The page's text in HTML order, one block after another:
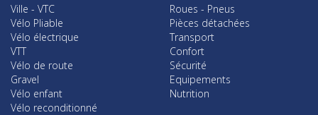
Ville - VTC
Vélo Pliable
Vélo électrique
VTT
Vélo de route
Gravel
Vélo enfant
Vélo reconditionné
Roues - Pneus
Pièces détachées
Transport
Confort
Sécurité
Equipements
Nutrition